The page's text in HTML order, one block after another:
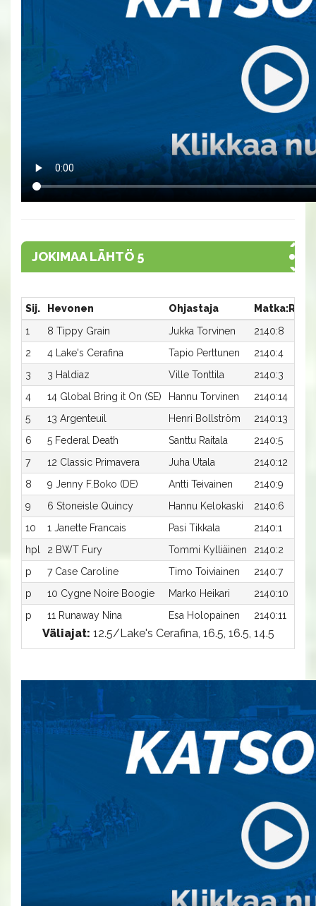
JOKIMAA LÄHTÖ 5
Sij. Hevonen Ohjastaja
Matka:Rata
1
8 Tippy Grain Jukka Torvinen
2140:8
2
4 Lake's Cerafina Tapio Perttunen
2140:4
3
3 Haldiaz Ville Tonttila
2140:3
4
14 Global Bring it On (SE) Hannu Torvinen
2140:14
5
13 Argenteuil Henri Bollström
2140:13
6
5 Federal Death Santtu Raitala
2140:5
7
12 Classic Primavera Juha Utala
2140:12
8
9 Jenny F.Boko (DE) Antti Teivainen
2140:9
9
6 Stoneisle Quincy Hannu Kelokaski
2140:6
10
1 Janette Francais Pasi Tikkala
2140:1
hpl
2 BWT Fury Tommi Kylliäinen
2140:2
p
7 Case Caroline Timo Toiviainen
2140:7
p
10 Cygne Noire Boogie Marko Heikari
2140:10
p
11 Runaway Nina Esa Holopainen 2140:11
Väliajat: 12.5/Lake's Cerafina, 16.5, 16.5, 14.5